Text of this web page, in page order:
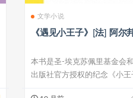
文学小说
《遇见小王子》[法] 阿尔
本书是圣-埃克苏佩里基金会
出版社官方授权的纪念《小